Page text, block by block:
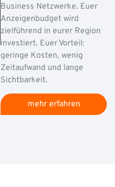
Business Netzwerke. Euer
Anzeigenbudget wird
zielführend in eurer Region
investiert. Euer Vorteil:
geringe Kosten, wenig
Zeitaufwand und lange
Sichtbarkeit.
mehr erfahren